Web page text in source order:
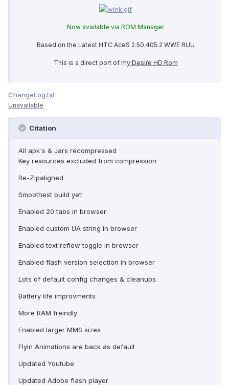
Now available via ROM Manager
Based on the Latest HTC AceS 2.50.405.2 WWE RUU
This is a direct port of myDesire HD Rom
ChangeLog.txt
Unavailable
Citation
All apk's & Jars recompressed
Key resources excluded from compression
Re-Zipaligned
Smoothest build yet!
Enabled 20 tabs in browser
Enabled custom UA string in browser
Enabled text reflow toggle in browser
Enabled flash version selection in browser
Lots of default config changes & cleanups
Battery life improvments
More RAM freindly
Enabled larger MMS sizes
FlyIn Animations are back as default
Updated Youtube
Updated Adobe flash player